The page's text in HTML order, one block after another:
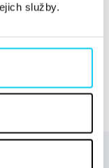
služby.
jak